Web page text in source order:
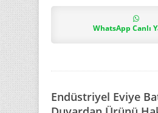
WhatsApp Canlı
Endüstriyel Eviye